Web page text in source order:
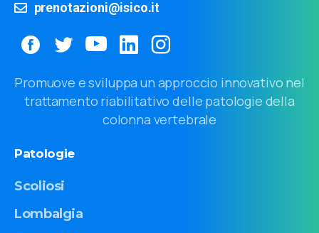
prenotazioni@isico.it
Promuove e sviluppa un approccio innovativo nel
trattamento riabilitativo delle patologie della
colonna vertebrale
Patologie
Scoliosi
Lombalgia